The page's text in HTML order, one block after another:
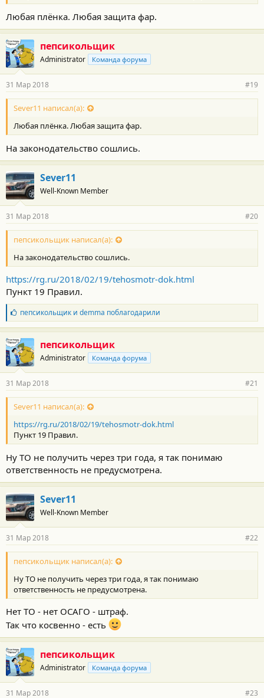
Любая плёнка. Любая защита фар.
пепсикольщик
Administrator Команда форума
31 Мар 2018 #19
Sever11 написал(а):
Любая плёнка. Любая защита фар.
На законодательство сошлись.
Sever11
Well-Known Member
31 Мар 2018 #20
пепсикольщик написал(а):
На законодательство сошлись.
https://rg.ru/2018/02/19/tehosmotr-dok.html
Пункт 19 Правил.
Б
л
а
г
о
д
а
н
о
с
и
:
пепсикольщики demma поблагодарили
пепсикольщик
Administrator Команда форума
31 Мар 2018 #21
Sever11 написал(а):
https://rg.ru/2018/02/19/tehosmotr-dok.html
Пункт 19 Правил.
Ну ТО не получить через три года, я так понимаю
ответственность не предусмотрена.
Sever11
Well-Known Member
31 Мар 2018 #22
пепсикольщик написал(а):
Ну ТО не получить через три года, я так понимаю
ответственность не предусмотрена.
Нет ТО - нет ОСАГО - штраф.
Так что косвенно - есть
пепсикольщик
Administrator Команда форума
31 Мар 2018 #23